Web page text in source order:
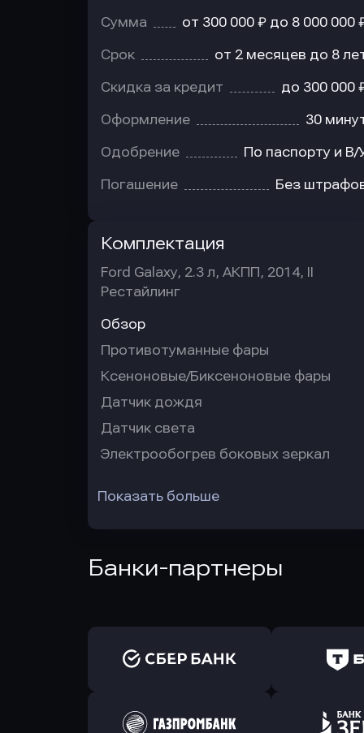
Сумма от 300 000 ₽ до 8 000 000
Срок от 2 месяцев до 8
Скидка за кредит до 300 000
Оформление 30
Одобрение По паспорту и В/
Погашение Без
Комплектация
Ford Galaxy, 2.3 л, АКПП, 2014, II
Рестайлинг
Обзор
Противотуманные фары
Ксеноновые/Биксеноновые фары
Датчик дождя
Датчик света
Электрообогрев боковых зеркал
Показать больше
Банки-партнеры
Оправить заявку